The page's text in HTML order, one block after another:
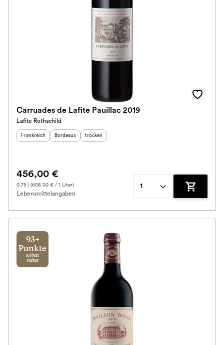
Carruades de Lafite Pauillac 2019
Lafite Rothschild
Herkunftsland
Frankreich Herkunftsregion:
Bordeaux Geschmack
trocken
456,00 €
0.75 l (608.00 € / 1 Liter)
Lebensmittelangaben
1
Zum
93+
Punkte
Robert
Parker